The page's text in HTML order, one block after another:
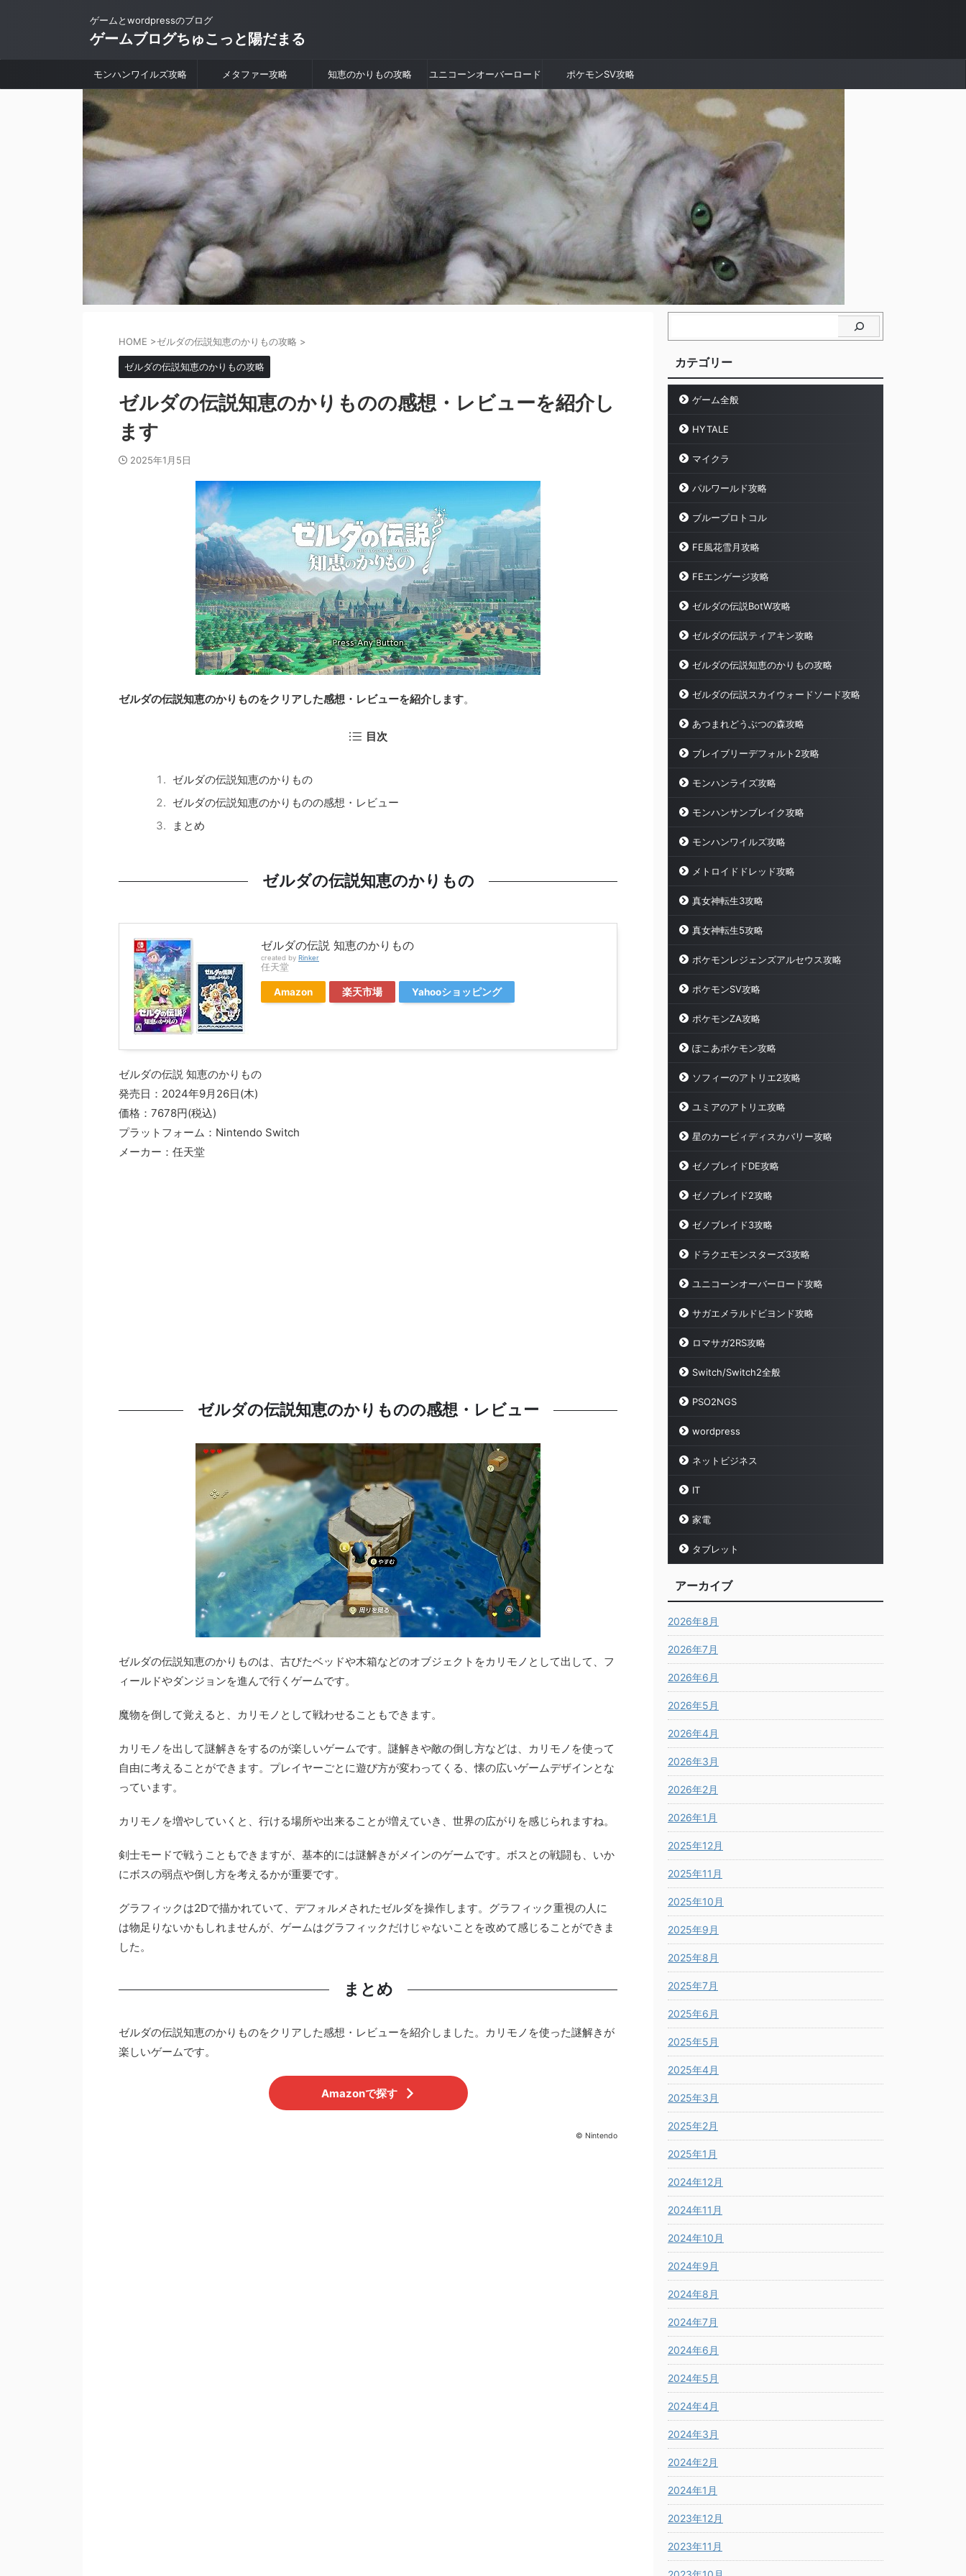
ゲームとwordpressのブログ
ゲームブログちゅこっと陽だまる
モンハンワイルズ攻略 メタファー攻略 知恵のかりもの攻略 ユニコーンオーバーロード ポケモンSV攻略
HOME >ゼルダの伝説知恵のかりもの攻略 >
ゼルダの伝説知恵のかりもの攻略
ゼルダの伝説知恵のかりものの感想・レビューを紹介し
ます
2025年1月5日
ゼルダの伝説知恵のかりものをクリアした感想・レビューを紹介します。
目次
ゼルダの伝説知恵のかりもの
ゼルダの伝説知恵のかりものの感想・レビュー
まとめ
ゼルダの伝説知恵のかりもの
ゼルダの伝説 知恵のかりもの
created by Rinker
任天堂
Amazon 楽天市場 Yahooショッピング
ゼルダの伝説 知恵のかりもの
発売日：2024年9月26日(木)
価格：7678円(税込)
プラットフォーム：Nintendo Switch
メーカー：任天堂
ゼルダの伝説知恵のかりものの感想・レビュー
ゼルダの伝説知恵のかりものは、古びたベッドや木箱などのオブジェクトをカリモノとして出して、フ
ィールドやダンジョンを進んで行くゲームです。
魔物を倒して覚えると、カリモノとして戦わせることもできます。
カリモノを出して謎解きをするのが楽しいゲームです。謎解きや敵の倒し方などは、カリモノを使って
自由に考えることができます。プレイヤーごとに遊び方が変わってくる、懐の広いゲームデザインとな
っています。
カリモノを増やしていくと、行ける場所や出来ることが増えていき、世界の広がりを感じられますね。
剣士モードで戦うこともできますが、基本的には謎解きがメインのゲームです。ボスとの戦闘も、いか
にボスの弱点や倒し方を考えるかが重要です。
グラフィックは2Dで描かれていて、デフォルメされたゼルダを操作します。グラフィック重視の人に
は物足りないかもしれませんが、ゲームはグラフィックだけじゃないことを改めて感じることができま
した。
まとめ
ゼルダの伝説知恵のかりものをクリアした感想・レビューを紹介しました。カリモノを使った謎解きが
楽しいゲームです。
Amazonで探す
© Nintendo
カテゴリー
ゲーム全般
HYTALE
マイクラ
パルワールド攻略
ブループロトコル
FE風花雪月攻略
FEエンゲージ攻略
ゼルダの伝説BotW攻略
ゼルダの伝説ティアキン攻略
ゼルダの伝説知恵のかりもの攻略
ゼルダの伝説スカイウォードソード攻略
あつまれどうぶつの森攻略
ブレイブリーデフォルト2攻略
モンハンライズ攻略
モンハンサンブレイク攻略
モンハンワイルズ攻略
メトロイドドレッド攻略
真女神転生3攻略
真女神転生5攻略
ポケモンレジェンズアルセウス攻略
ポケモンSV攻略
ポケモンZA攻略
ぽこあポケモン攻略
ソフィーのアトリエ2攻略
ユミアのアトリエ攻略
星のカービィディスカバリー攻略
ゼノブレイドDE攻略
ゼノブレイド2攻略
ゼノブレイド3攻略
ドラクエモンスターズ3攻略
ユニコーンオーバーロード攻略
サガエメラルドビヨンド攻略
ロマサガ2RS攻略
Switch/Switch2全般
PSO2NGS
wordpress
ネットビジネス
IT
家電
タブレット
アーカイブ
2026年8月
2026年7月
2026年6月
2026年5月
2026年4月
2026年3月
2026年2月
2026年1月
2025年12月
2025年11月
2025年10月
2025年9月
2025年8月
2025年7月
2025年6月
2025年5月
2025年4月
2025年3月
2025年2月
2025年1月
2024年12月
2024年11月
2024年10月
2024年9月
2024年8月
2024年7月
2024年6月
2024年5月
2024年4月
2024年3月
2024年2月
2024年1月
2023年12月
2023年11月